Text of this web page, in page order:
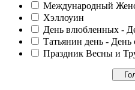
Международный
Хэллоуин
День влюбленных -
Татьянин день - День
Праздник Весны и